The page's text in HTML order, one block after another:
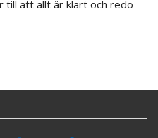
till att allt är klart och redo